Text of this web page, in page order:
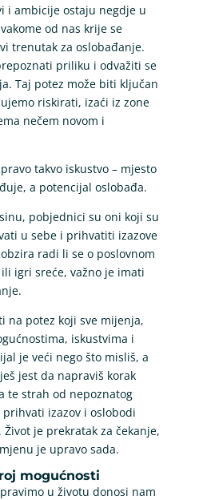
i ambicije ostaju negdje u
od nas krije se
trenutak za oslobađanje.
priliku i odvažiti se
Taj potez može biti ključan
riskirati, izaći iz zone
nečem novom i
takvo iskustvo – mjesto
a potencijal oslobađa.
pobjednici su oni koji su
u sebe i prihvatiti izazove
radi li se o poslovnom
igri sreće, važno je imati
na potez koji sve mijenja,
iskustvima i
je veći nego što misliš, a
jest da napraviš korak
te strah od nepoznatog
izazov i oslobodi
je prekratak za čekanje,
je upravo sada.
mogućnosti
u životu donosi nam